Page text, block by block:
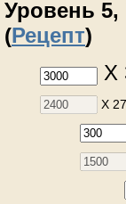
Уровень 5,
(Рецепт)
X
X 27